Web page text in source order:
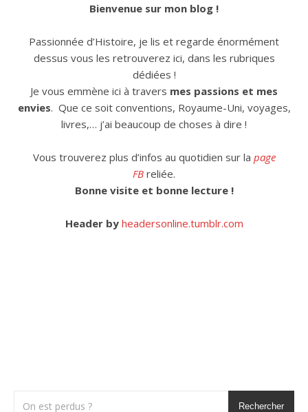
Bienvenue sur mon blog !
Passionnée d’Histoire, je lis et regarde énormément
dessus vous les retrouverez ici, dans les rubriques
dédiées !
Je vous emmène ici à travers mes passions et mes
envies. Que ce soit conventions, Royaume-Uni, voyages,
livres,… j’ai beaucoup de choses à dire !
Vous trouverez plus d’infos au quotidien sur la page
FB reliée.
Bonne visite et bonne lecture !
Header by headersonline.tumblr.com
Rechercher